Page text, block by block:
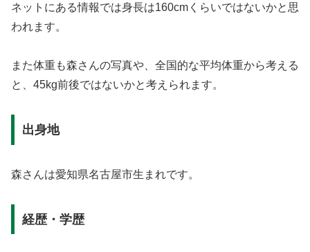
ネットにある情報では身長は160cmくらいではないかと思
われます。
また体重も森さんの写真や、全国的な平均体重から考える
と、45kg前後ではないかと考えられます。
出身地
森さんは愛知県名古屋市生まれです。
経歴・学歴